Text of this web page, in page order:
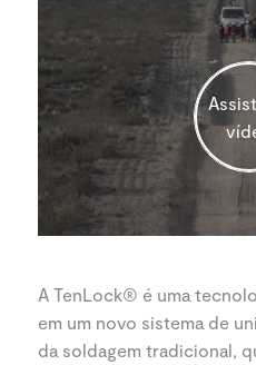
A TenLock® é uma
em um novo sistema de
da soldagem tradicional,